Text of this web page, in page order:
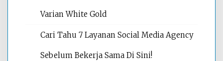
Varian White Gold
Cari Tahu 7 Layanan Social Media Agency
Sebelum Bekerja Sama Di Sini!